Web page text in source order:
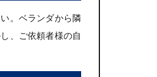
。ベランダから隣
、ご依頼者様の自